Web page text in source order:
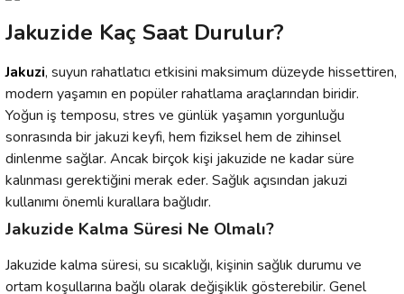
Jakuzide Kaç Saat Durulur?
Jakuzi, suyun rahatlatıcı etkisini maksimum düzeyde hissettiren,
modern yaşamın en popüler rahatlama araçlarından biridir.
Yoğun iş temposu, stres ve günlük yaşamın yorgunluğu
sonrasında bir jakuzi keyfi, hem fiziksel hem de zihinsel
dinlenme sağlar. Ancak birçok kişi jakuzide ne kadar süre
kalınması gerektiğini merak eder. Sağlık açısından jakuzi
kullanımı önemli kurallara bağlıdır.
Jakuzide Kalma Süresi Ne Olmalı?
Jakuzide kalma süresi, su sıcaklığı, kişinin sağlık durumu ve
ortam koşullarına bağlı olarak değişiklik gösterebilir. Genel